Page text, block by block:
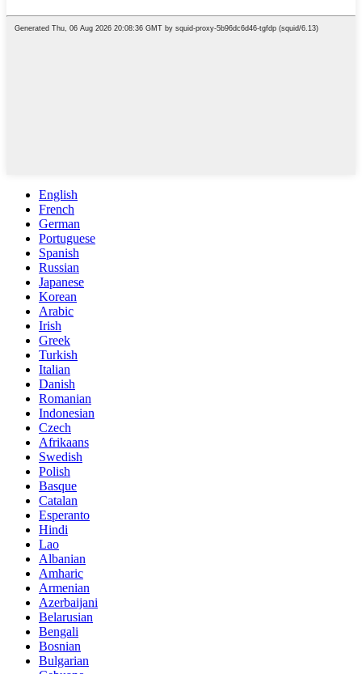
English
French
German
Portuguese
Spanish
Russian
Japanese
Korean
Arabic
Irish
Greek
Turkish
Italian
Danish
Romanian
Indonesian
Czech
Afrikaans
Swedish
Polish
Basque
Catalan
Esperanto
Hindi
Lao
Albanian
Amharic
Armenian
Azerbaijani
Belarusian
Bengali
Bosnian
Bulgarian